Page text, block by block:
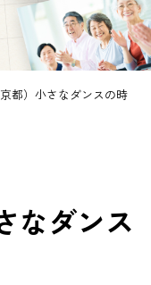
都）小さなダンスの時
なダンス